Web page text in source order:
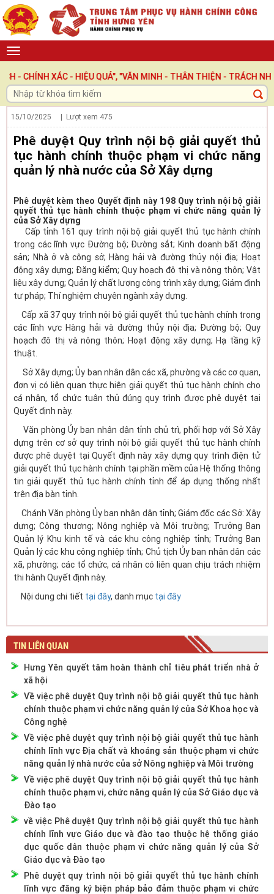
XÁC - HIỆU QUẢ", "VĂN MINH - THÂN THIỆN - TRÁCH NHIỆM
15/10/2025 | Lượt xem 475
Phê duyệt Quy trình nội bộ giải quyết thủ
tục hành chính thuộc phạm vi chức năng
quản lý nhà nước của Sở Xây dựng
Phê duyệt kèm theo Quyết định này 198 Quy trình nội bộ giải
quyết thủ tục hành chính thuộc phạm vi chức năng quản lý
của Sở Xây dựng
Cấp tỉnh 161 quy trình nội bộ giải quyết thủ tục hành chính
trong các lĩnh vực Đường bộ; Đường sắt; Kinh doanh bất động
sản; Nhà ở và công sở; Hàng hải và đường thủy nội địa; Hoạt
động xây dựng; Đăng kiểm; Quy hoạch đô thị và nông thôn; Vật
liệu xây dựng; Quản lý chất lượng công trình xây dựng; Giám định
tư pháp; Thí nghiệm chuyên ngành xây dựng.
Cấp xã 37 quy trình nội bộ giải quyết thủ tục hành chính trong
các lĩnh vực Hàng hải và đường thủy nội địa; Đường bộ; Quy
hoạch đô thị và nông thôn; Hoạt động xây dựng; Hạ tầng kỹ
thuật.
Sở Xây dựng; Ủy ban nhân dân các xã, phường và các cơ quan,
đơn vị có liên quan thực hiện giải quyết thủ tục hành chính cho
cá nhân, tổ chức tuân thủ đúng quy trình được phê duyệt tại
Quyết định này.
Văn phòng Ủy ban nhân dân tỉnh chủ trì, phối hợp với Sở Xây
dựng trên cơ sở quy trình nội bộ giải quyết thủ tục hành chính
được phê duyệt tại Quyết định này xây dựng quy trình điện tử
giải quyết thủ tục hành chính tại phần mềm của Hệ thống thông
tin giải quyết thủ tục hành chính tỉnh để áp dụng thống nhất
trên địa bàn tỉnh.
Chánh Văn phòng Ủy ban nhân dân tỉnh; Giám đốc các Sở: Xây
dựng; Công thương; Nông nghiệp và Môi trường; Trưởng Ban
Quản lý Khu kinh tế và các khu công nghiệp tỉnh; Trưởng Ban
Quản lý các khu công nghiệp tỉnh; Chủ tịch Ủy ban nhân dân các
xã, phường; các tổ chức, cá nhân có liên quan chịu trách nhiệm
thi hành Quyết định này.
Nội dung chi tiết tại đây, danh mục tại đây
TIN LIÊN QUAN
Hưng Yên quyết tâm hoàn thành chỉ tiêu phát triển nhà ở
xã hội
Về việc phê duyệt Quy trình nội bộ giải quyết thủ tục hành
chính thuộc phạm vi chức năng quản lý của Sở Khoa học và
Công nghệ
Về việc phê duyệt quy trình nội bộ giải quyết thủ tục hành
chính lĩnh vực Địa chất và khoáng sản thuộc phạm vi chức
năng quản lý nhà nước của sở Nông nghiệp và Môi trường
Về việc phê duyệt Quy trình nội bộ giải quyết thủ tục hành
chính thuộc phạm vi, chức năng quản lý của Sở Giáo dục và
Đào tạo
về việc Phê duyệt Quy trình nội bộ giải quyết thủ tục hành
chính lĩnh vực Giáo dục và đào tạo thuộc hệ thống giáo
dục quốc dân thuộc phạm vi chức năng quản lý của Sở
Giáo dục và Đào tạo
Phê duyệt quy trình nội bộ giải quyết thủ tục hành chính
lĩnh vực đăng ký biện pháp bảo đảm thuộc phạm vi chức